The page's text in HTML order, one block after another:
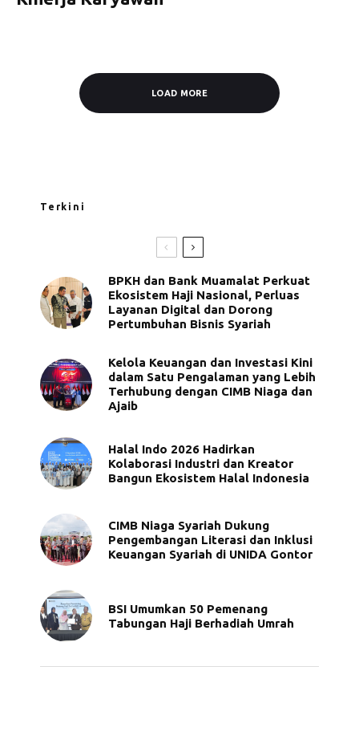
LOAD MORE
Terkini
BPKH dan Bank Muamalat Perkuat
Ekosistem Haji Nasional, Perluas
Layanan Digital dan Dorong
Pertumbuhan Bisnis Syariah
Kelola Keuangan dan Investasi Kini
dalam Satu Pengalaman yang Lebih
Terhubung dengan CIMB Niaga dan
Ajaib
Halal Indo 2026 Hadirkan
Kolaborasi Industri dan Kreator
Bangun Ekosistem Halal Indonesia
CIMB Niaga Syariah Dukung
Pengembangan Literasi dan Inklusi
Keuangan Syariah di UNIDA Gontor
BSI Umumkan 50 Pemenang
Tabungan Haji Berhadiah Umrah